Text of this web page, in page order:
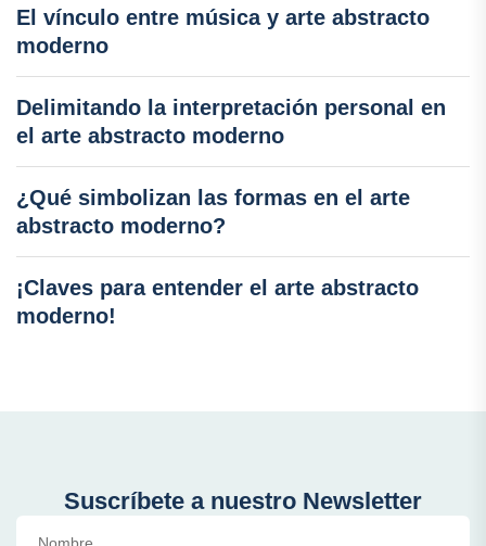
El vínculo entre música y arte abstracto
moderno
Delimitando la interpretación personal en
el arte abstracto moderno
¿Qué simbolizan las formas en el arte
abstracto moderno?
¡Claves para entender el arte abstracto
moderno!
Suscríbete a nuestro Newsletter